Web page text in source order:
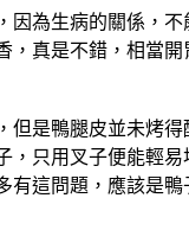
因為生病的關係，
，真是不錯，相當開
但是鴨腿皮並未烤
，只用叉子便能輕
有這問題，應該是